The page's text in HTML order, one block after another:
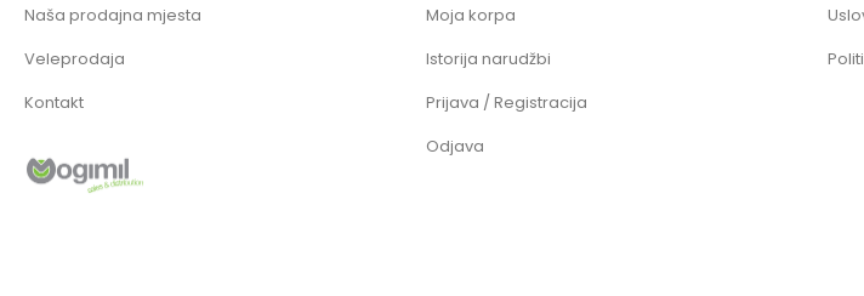
Naša prodajna mjesta
Veleprodaja
Kontakt
Moja korpa
Istorija narudžbi
Prijava / Registracija
Odjava